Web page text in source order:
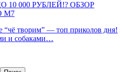
10 000 РУБЛЕЙ!? ОБЗОР
M7
“чё творим” — топ приколов дня!
и собаками…